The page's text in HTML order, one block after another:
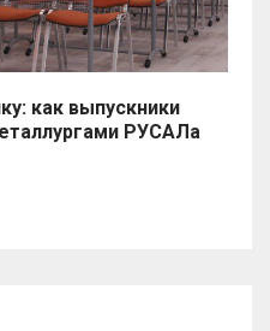
как выпускники
РУСАЛа